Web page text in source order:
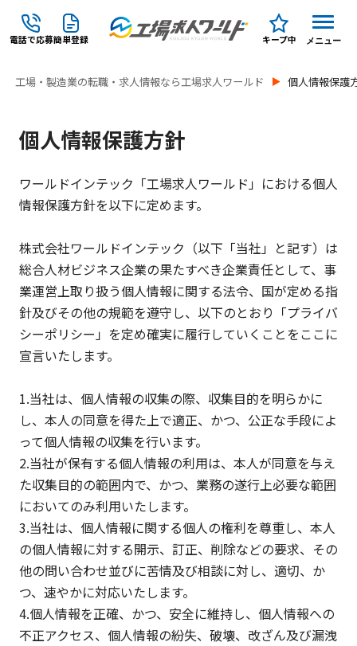
電話で応募簡単登録 キープ中 メニュー
工場・製造業の転職・求人情報なら工場求人ワールド 個人情報保護
個人情報保護方針
ワールドインテック「工場求人ワールド」における個人
情報保護方針を以下に定めます。
株式会社ワールドインテック（以下「当社」と記す）は
総合人材ビジネス企業の果たすべき企業責任として、事
業運営上取り扱う個人情報に関する法令、国が定める指
針及びその他の規範を遵守し、以下のとおり「プライバ
シーポリシー」を定め確実に履行していくことをここに
宣言いたします。
1.当社は、個人情報の収集の際、収集目的を明らかに
し、本人の同意を得た上で適正、かつ、公正な手段によ
って個人情報の収集を行います。
2.当社が保有する個人情報の利用は、本人が同意を与え
た収集目的の範囲内で、かつ、業務の遂行上必要な範囲
においてのみ利用いたします。
3.当社は、個人情報に関する個人の権利を尊重し、本人
の個人情報に対する開示、訂正、削除などの要求、その
他の問い合わせ並びに苦情及び相談に対し、適切、か
つ、速やかに対応いたします。
4.個人情報を正確、かつ、安全に維持し、個人情報への
不正アクセス、個人情報の紛失、破壊、改ざん及び漏洩